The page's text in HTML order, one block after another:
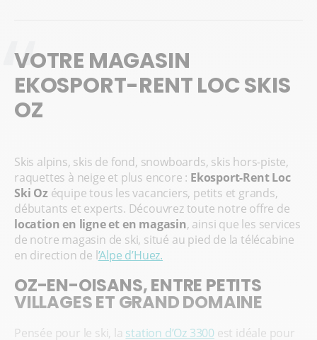
VOTRE MAGASIN
EKOSPORT-RENT LOC SKIS
OZ
Skis alpins, skis de fond, snowboards, skis hors-piste,
raquettes à neige et plus encore : Ekosport-Rent Loc
Ski Ozéquipe tous les vacanciers, petits et grands,
débutants et experts. Découvrez toute notre offre de
location en ligne et en magasin, ainsi que les services
de notre magasin de ski, situé au pied de la télécabine
en direction de l’Alpe d’Huez.
OZ-EN-OISANS, ENTRE PETITS
VILLAGES ET GRAND DOMAINE
Pensée pour le ski, la station d’Oz 3300 est idéale pour